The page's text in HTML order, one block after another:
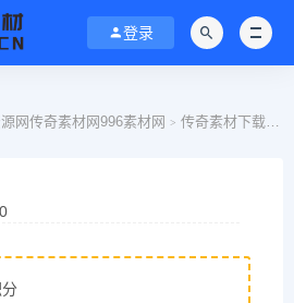
登录
网传奇素材网996素材网 > 传奇素材下载